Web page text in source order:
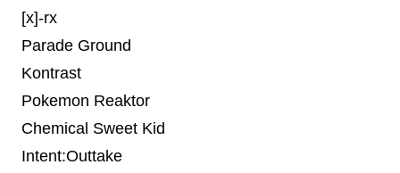
[x]-rx
Parade Ground
Kontrast
Pokemon Reaktor
Chemical Sweet Kid
Intent:Outtake